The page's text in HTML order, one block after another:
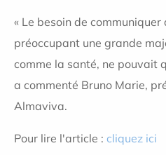
« Le besoin de
préoccupant une grande
comme la santé, ne pouvait
a commenté Bruno Marie,
Almaviva.
Pour lire l'article : cliquez ici